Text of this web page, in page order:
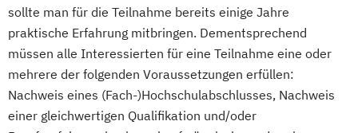
sollte man für die Teilnahme bereits einige Jahre
praktische Erfahrung mitbringen. Dementsprechend
müssen alle Interessierten für eine Teilnahme eine oder
mehrere der folgenden Voraussetzungen erfüllen:
Nachweis eines (Fach-)Hochschulabschlusses, Nachweis
einer gleichwertigen Qualifikation und/oder